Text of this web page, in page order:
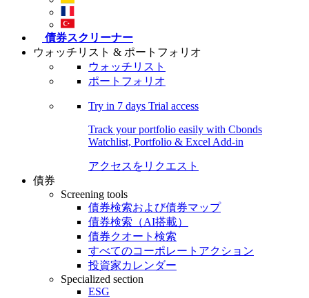
債券スクリーナー
ウォッチリスト & ポートフォリオ
ウォッチリスト
ポートフォリオ
Try in 7 days Trial access
Track your portfolio easily with Cbonds
Watchlist, Portfolio & Excel Add-in
アクセスをリクエスト
債券
Screening tools
債券検索および債券マップ
債券検索（AI搭載）
債券クオート検索
すべてのコーポレートアクション
投資家カレンダー
Specialized section
ESG